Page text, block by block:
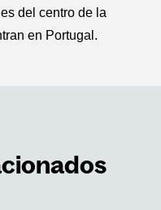
del centro de la
en Portugal.